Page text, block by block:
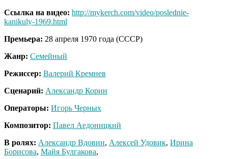
Ссылка на видео: http://mykerch.com/video/poslednie-
kanikuly-1969.html
Премьера: 28 апреля 1970 года (СССР)
Жанр: Семейный
Режиссер: Валерий Кремнев
Сценарий: Александр Корин
Операторы: Игорь Черных
Композитор: Павел Аедоницкий
В ролях: Александр Вдовин, Алексей Удовик, Ирина
Борисова, Майя Булгакова,